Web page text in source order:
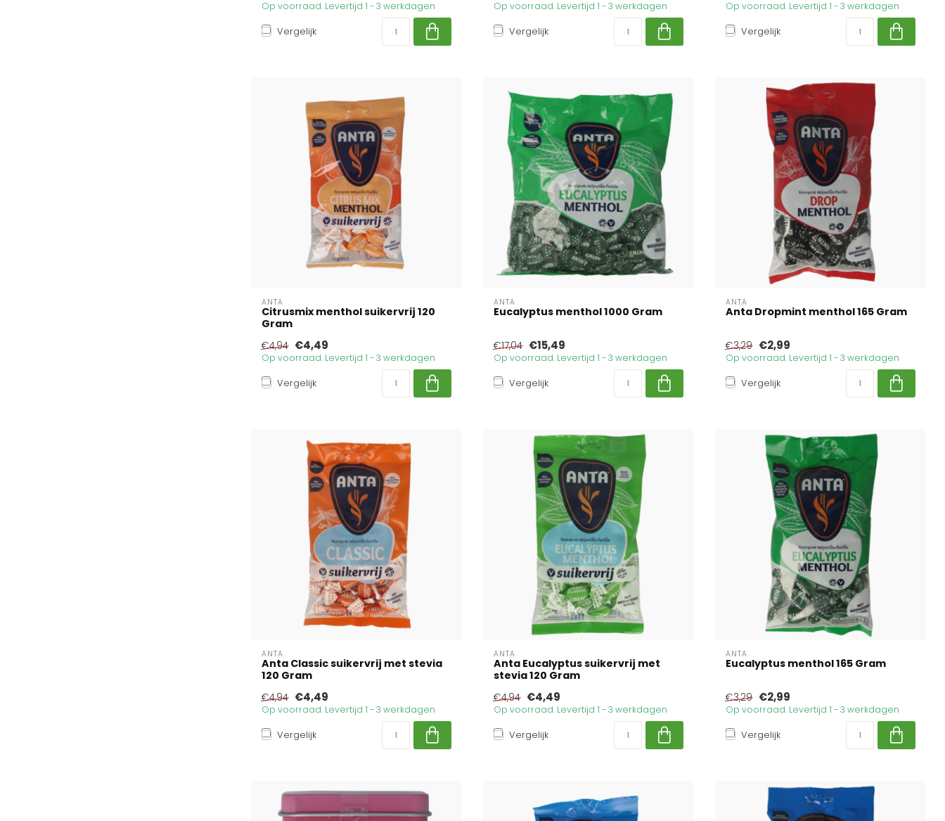
Op voorraad. Levertijd 1 - 3 werkdagen
Vergelijk
Op voorraad. Levertijd 1 - 3 werkdagen
Vergelijk
Op voorraad. Levertijd 1 - 3 werkdagen
Vergelijk
ANTA
Citrusmix menthol suikervrij 120
Gram
€4,94 €4,49
Op voorraad. Levertijd 1 - 3 werkdagen
Vergelijk
ANTA
Eucalyptus menthol 1000 Gram
€17,04 €15,49
Op voorraad. Levertijd 1 - 3 werkdagen
Vergelijk
ANTA
Anta Dropmint menthol 165 Gram
€3,29 €2,99
Op voorraad. Levertijd 1 - 3 werkdagen
Vergelijk
ANTA
Anta Classic suikervrij met stevia
120 Gram
€4,94 €4,49
Op voorraad. Levertijd 1 - 3 werkdagen
Vergelijk
ANTA
Anta Eucalyptus suikervrij met
stevia 120 Gram
€4,94 €4,49
Op voorraad. Levertijd 1 - 3 werkdagen
Vergelijk
ANTA
Eucalyptus menthol 165 Gram
€3,29 €2,99
Op voorraad. Levertijd 1 - 3 werkdagen
Vergelijk